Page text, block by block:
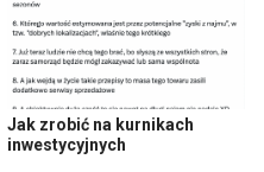
Jak zrobić na kurnikach
inwestycyjnych